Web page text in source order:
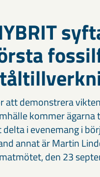
att demonstrera
kommer ägarna
i evenemang i
annat är Martin
den 23